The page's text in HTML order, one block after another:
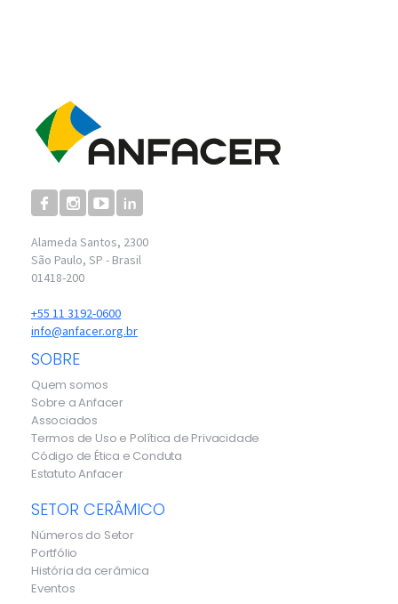
Alameda Santos, 2300
São Paulo, SP - Brasil
01418-200
+55 11 3192-0600
info@anfacer.org.br
SOBRE
Quem somos
Sobre a Anfacer
Associados
Termos de Uso e Política de Privacidade
Código de Ética e Conduta
Estatuto Anfacer
SETOR CERÂMICO
Números do Setor
Portfólio
História da cerâmica
Eventos